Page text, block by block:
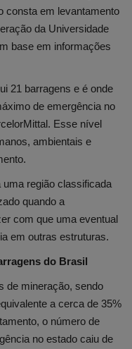
consta em levantamento
da Universidade
base em informações
21 barragens e é onde
de emergência no
Esse nível
ambientais e
uma região classificada
quando a
com que uma eventual
em outras estruturas.
do Brasil
de mineração, sendo
a cerca de 35%
o número de
no estado caiu de